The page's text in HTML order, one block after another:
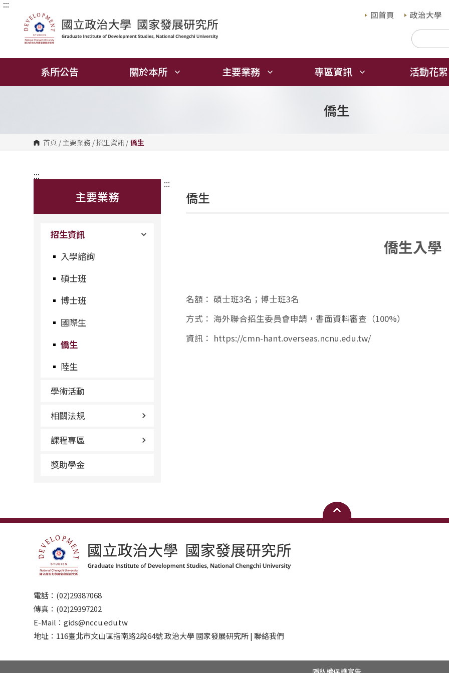
跳
塊
:::
回首頁 政治大學
系所公告 關於本所 主要業務 專區資訊 活動花絮
僑生
首頁 /主要業務 /招生資訊 / 僑生
:::
主要業務
招生資訊
入學諮詢
碩士班
博士班
國際生
僑生
陸生
學術活動
相關法規
課程專區
獎助學金
:::
僑生
僑生入學
名額： 碩士班3名；博士班3名
方式： 海外聯合招生委員會申請，書面資料審查（100%）
資訊： https://cmn-hant.overseas.ncnu.edu.tw/
電話：(02)29387068
傳真：(02)29397202
E-Mail：gids@nccu.edu.tw
地址：116臺北市文山區指南路2段64號 政治大學 國家發展研究所 | 聯絡我們